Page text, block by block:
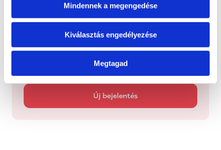
Mindennek a megengedése
Kiválasztás engedélyezése
Megtagad
Kezelve
Típus: Mentorálva
Jelezd nekünk, ha olyan helyi ügyet látsz, amely
figyelmet vagy megoldást igényel.
Új bejelentés